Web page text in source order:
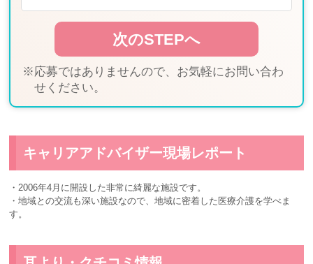
※応募ではありませんので、お気軽にお問い合わ
せください。
キャリアアドバイザー現場レポート
・2006年4月に開設した非常に綺麗な施設です。
・地域との交流も深い施設なので、地域に密着した医療介護を学べま
す。